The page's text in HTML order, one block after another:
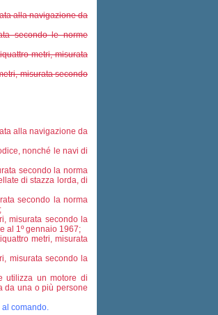
alla navigazione da
secondo le norme
metri, misurata
misurata secondo
alla navigazione da
nonché le navi di
secondo la norma
di stazza lorda, di
secondo la norma
misurata secondo la
al 1º gennaio 1967;
metri, misurata
misurata secondo la
utilizza un motore di
da una o più persone
comando.